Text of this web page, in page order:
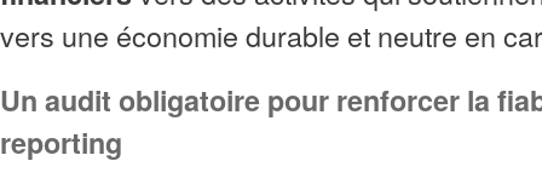
vers une économie durable et neutre en
Un audit obligatoire pour renforcer la
reporting